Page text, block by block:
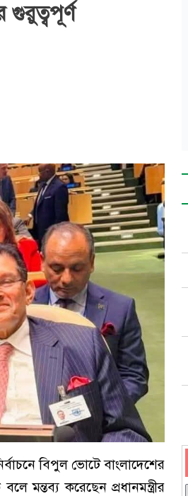
বিপুল ভোটে বাংলাদেশের
মন্তব্য করেছেন প্রধানমন্ত্রীর